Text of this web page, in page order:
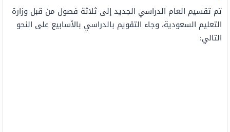
تم تقسيم العام الدراسي الجديد إلى ثلاثة فصول من قبل وزارة
التعليم السعودية، وجاء التقويم بالدراسي بالأسابيع على النحو
التالي: